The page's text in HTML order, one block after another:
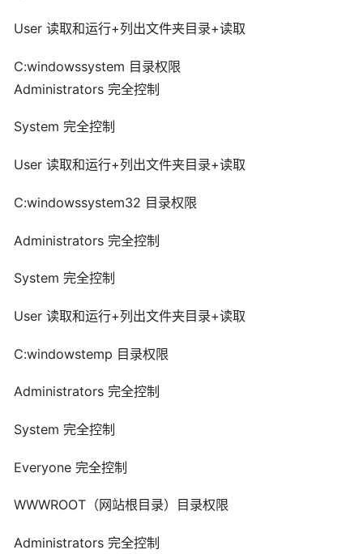
User 读取和运行+列出文件夹目录+读取
C:windowssystem 目录权限
Administrators 完全控制
System 完全控制
User 读取和运行+列出文件夹目录+读取
C:windowssystem32 目录权限
Administrators 完全控制
System 完全控制
User 读取和运行+列出文件夹目录+读取
C:windowstemp 目录权限
Administrators 完全控制
System 完全控制
Everyone 完全控制
WWWROOT（网站根目录）目录权限
Administrators 完全控制